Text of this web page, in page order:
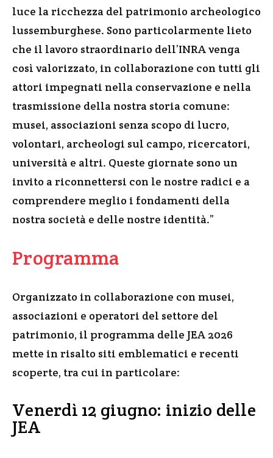
luce la ricchezza del patrimonio archeologico
lussemburghese. Sono particolarmente lieto
che il lavoro straordinario dell’INRA venga
così valorizzato, in collaborazione con tutti gli
attori impegnati nella conservazione e nella
trasmissione della nostra storia comune:
musei, associazioni senza scopo di lucro,
volontari, archeologi sul campo, ricercatori,
università e altri. Queste giornate sono un
invito a riconnettersi con le nostre radici e a
comprendere meglio i fondamenti della
nostra società e delle nostre identità.”
Programma
Organizzato in collaborazione con musei,
associazioni e operatori del settore del
patrimonio, il programma delle JEA 2026
mette in risalto siti emblematici e recenti
scoperte, tra cui in particolare:
Venerdì 12 giugno: inizio delle
JEA